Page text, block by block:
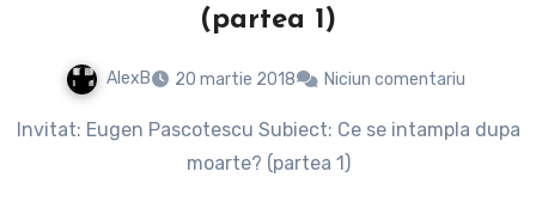
(partea 1)
AlexB 20 martie 2018 Niciun comentariu
moarte? (partea 1)